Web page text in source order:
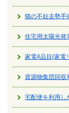
猫の不妊去勢手
住宅用太陽光発
家電4品目(家電
資源物集団回収
宅配便を利用し